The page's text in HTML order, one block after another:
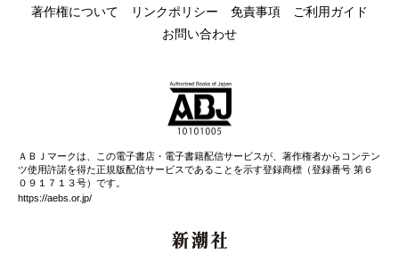
著作権について
リンクポリシー 免責事項
ご利用ガイド
お問い合わせ
ＡＢＪマークは、この電子書店・電子書籍配信サービスが、著作権者からコンテン
ツ使用許諾を得た正規版配信サービスであることを示す登録商標（登録番号 第６
０９１７１３号）です。
https://aebs.or.jp/